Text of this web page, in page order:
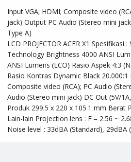
Input VGA; HDMI; Composite video
jack) Output PC Audio (Stereo mini
Type A)
LCD PROJECTOR ACER X1
Technology Brightness 4000 ANSI
ANSI Lumens (ECO) Rasio Aspek 4:3
Rasio Kontras Dynamic Black 20.000:1
Composite video (RCA); PC Audio
Audio (Stereo mini jack) DC Out (5V/
Produk 299.5 x 220 x 105.1 mm Berat
Lain-lain Projection lens : F = 2.56 ~
Noise level : 33dBA (Standard), 29dBA